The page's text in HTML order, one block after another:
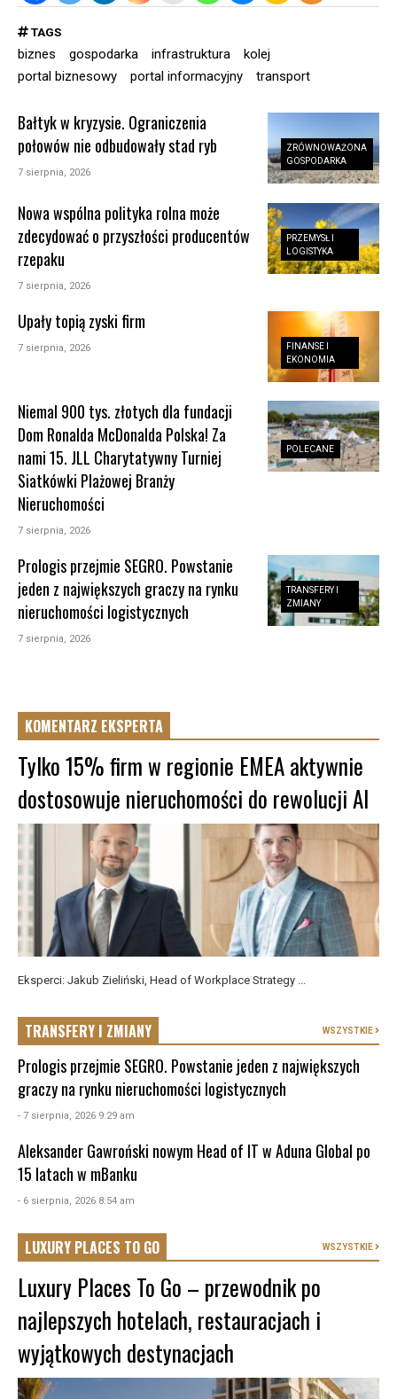
TAGS
biznes gospodarka infrastruktura
kolej
portal biznesowy
portal informacyjny transport
ZRÓWNOWAŻONA
GOSPODARKA
Bałtyk w kryzysie. Ograniczenia
połowów nie odbudowały stad ryb
7 sierpnia, 2026
PRZEMYSŁ I
LOGISTYKA
Nowa wspólna polityka rolna może
zdecydować o przyszłości producentów
rzepaku
7 sierpnia, 2026
FINANSE I
EKONOMIA
Upały topią zyski firm
7 sierpnia, 2026
POLECANE
Niemal 900 tys. złotych dla fundacji
Dom Ronalda McDonalda Polska! Za
nami 15. JLL Charytatywny Turniej
Siatkówki Plażowej Branży
Nieruchomości
7 sierpnia, 2026
TRANSFERY I
ZMIANY
Prologis przejmie SEGRO. Powstanie
jeden z największych graczy na rynku
nieruchomości logistycznych
7 sierpnia, 2026
KOMENTARZ EKSPERTA
Tylko 15% firm w regionie EMEA aktywnie
dostosowuje nieruchomości do rewolucji AI
Eksperci: Jakub Zieliński, Head of Workplace Strategy ...
TRANSFERY I ZMIANY WSZYSTKIE
Prologis przejmie SEGRO. Powstanie jeden z największych
graczy na rynku nieruchomości logistycznych
- 7 sierpnia, 2026 9:29 am
Aleksander Gawroński nowym Head of IT w Aduna Global po
15 latach w mBanku
- 6 sierpnia, 2026 8:54 am
LUXURY PLACES TO GO WSZYSTKIE
Luxury Places To Go – przewodnik po
najlepszych hotelach, restauracjach i
wyjątkowych destynacjach